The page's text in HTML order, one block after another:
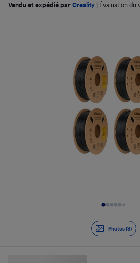
Photos (9)
Vendu et expédié par Creality Évaluation du